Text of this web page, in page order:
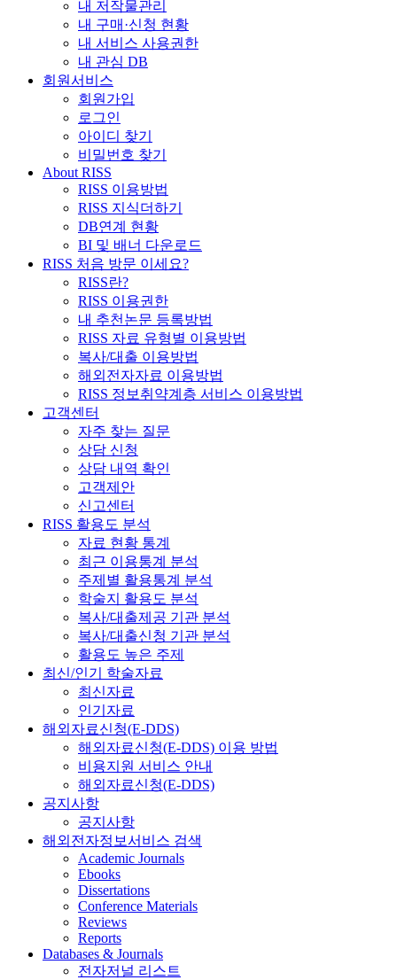
내 저작물관리
내 구매·신청 현황
내 서비스 사용권한
내 관심 DB
회원서비스
회원가입
로그인
아이디 찾기
비밀번호 찾기
About RISS
RISS 이용방법
RISS 지식더하기
DB연계 현황
BI 및 배너 다운로드
RISS 처음 방문 이세요?
RISS란?
RISS 이용권한
내 추천논문 등록방법
RISS 자료 유형별 이용방법
복사/대출 이용방법
해외전자자료 이용방법
RISS 정보취약계층 서비스 이용방법
고객센터
자주 찾는 질문
상담 신청
상담 내역 확인
고객제안
신고센터
RISS 활용도 분석
자료 현황 통계
최근 이용통계 분석
주제별 활용통계 분석
학술지 활용도 분석
복사/대출제공 기관 분석
복사/대출신청 기관 분석
활용도 높은 주제
최신/인기 학술자료
최신자료
인기자료
해외자료신청(E-DDS)
해외자료신청(E-DDS) 이용 방법
비용지원 서비스 안내
해외자료신청(E-DDS)
공지사항
공지사항
해외전자정보서비스 검색
Academic Journals
Ebooks
Dissertations
Conference Materials
Reviews
Reports
Databases & Journals
전자저널 리스트